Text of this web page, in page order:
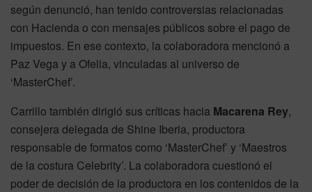
según denunció, han tenido controversias relacionadas
con Hacienda o con mensajes públicos sobre el pago de
impuestos. En ese contexto, la colaboradora mencionó a
Paz Vega y a Ofelia, vinculadas al universo de
‘MasterChef’.
Carrillo también dirigió sus críticas hacia Macarena Rey,
consejera delegada de Shine Iberia, productora
responsable de formatos como ‘MasterChef’ y ‘Maestros
de la costura Celebrity’. La colaboradora cuestionó el
poder de decisión de la productora en los contenidos de la